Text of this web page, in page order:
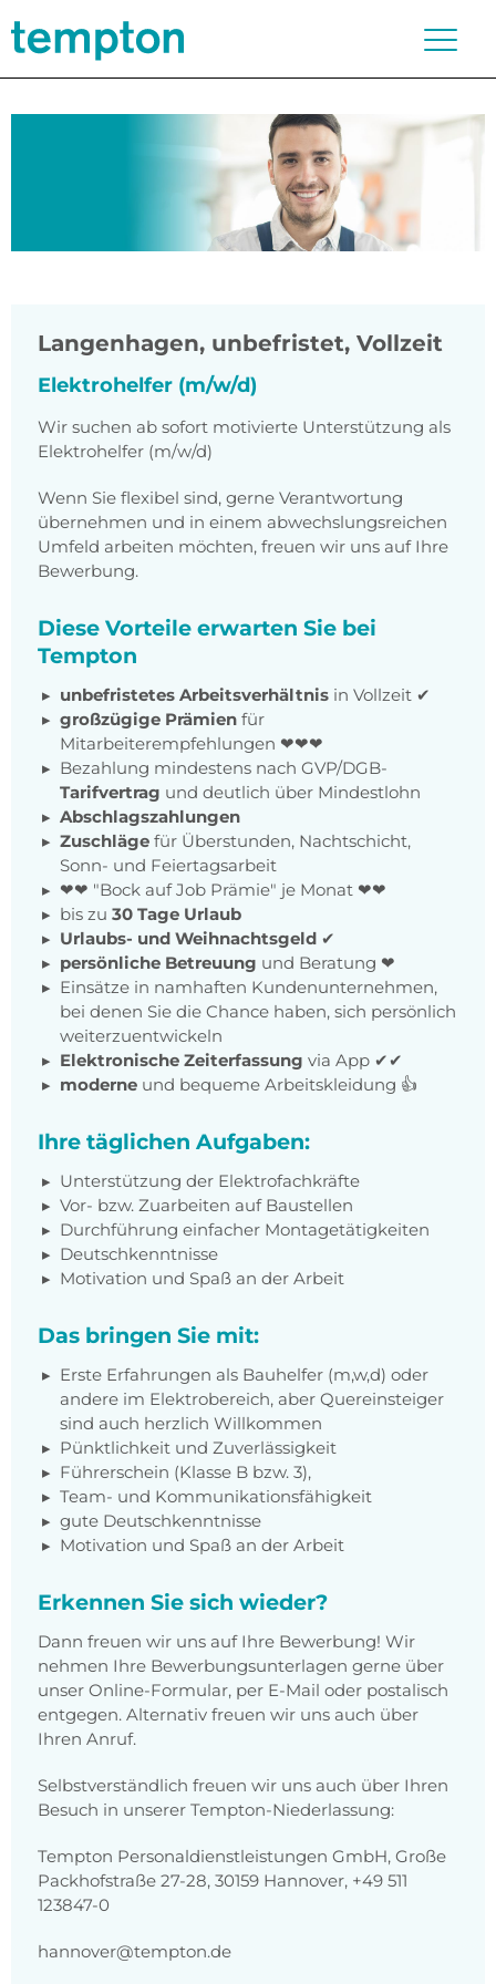
Langenhagen, unbefristet, Vollzeit
Elektrohelfer (m/w/d)
Wir suchen ab sofort motivierte Unterstützung als
Elektrohelfer (m/w/d)
Wenn Sie flexibel sind, gerne Verantwortung
übernehmen und in einem abwechslungsreichen
Umfeld arbeiten möchten, freuen wir uns auf Ihre
Bewerbung.
Diese Vorteile erwarten Sie bei
Tempton
unbefristetes Arbeitsverhältnis in Vollzeit ✔
großzügige Prämien für
Mitarbeiterempfehlungen ❤❤❤
Bezahlung mindestens nach GVP/DGB-
Tarifvertrag und deutlich über Mindestlohn
Abschlagszahlungen
Zuschläge für Überstunden, Nachtschicht,
Sonn- und Feiertagsarbeit
❤❤ "Bock auf Job Prämie" je Monat ❤❤
bis zu 30 Tage Urlaub
Urlaubs- und Weihnachtsgeld ✔
persönliche Betreuung und Beratung ❤
Einsätze in namhaften Kundenunternehmen,
bei denen Sie die Chance haben, sich persönlich
weiterzuentwickeln
Elektronische Zeiterfassung via App ✔✔
moderne und bequeme Arbeitskleidung 👍
Ihre täglichen Aufgaben:
Unterstützung der Elektrofachkräfte
Vor- bzw. Zuarbeiten auf Baustellen
Durchführung einfacher Montagetätigkeiten
Deutschkenntnisse
Motivation und Spaß an der Arbeit
Das bringen Sie mit:
Erste Erfahrungen als Bauhelfer (m,w,d) oder
andere im Elektrobereich, aber Quereinsteiger
sind auch herzlich Willkommen
Pünktlichkeit und Zuverlässigkeit
Führerschein (Klasse B bzw. 3),
Team- und Kommunikationsfähigkeit
gute Deutschkenntnisse
Motivation und Spaß an der Arbeit
Erkennen Sie sich wieder?
Dann freuen wir uns auf Ihre Bewerbung! Wir
nehmen Ihre Bewerbungsunterlagen gerne über
unser Online-Formular, per E-Mail oder postalisch
entgegen. Alternativ freuen wir uns auch über
Ihren Anruf.
Selbstverständlich freuen wir uns auch über Ihren
Besuch in unserer Tempton-Niederlassung:
Tempton Personaldienstleistungen GmbH, Große
Packhofstraße 27-28, 30159 Hannover, +49 511
123847-0
hannover@tempton.de